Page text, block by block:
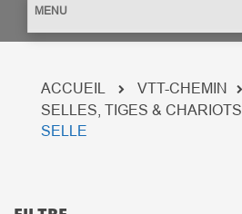
MENU
ACCUEIL
VTT-CHEMIN
SELLES, TIGES & CHARIOTS
SELLE